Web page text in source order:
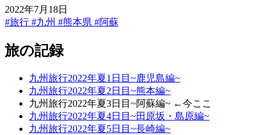
2022年7月18日
#旅行 #九州 #熊本県 #阿蘇
旅の記録
九州旅行2022年夏1日目~鹿児島編~
九州旅行2022年夏2日目~熊本編~
九州旅行2022年夏3日目~阿蘇編~ ←今ここ
九州旅行2022年夏4日目~田原坂・島原編~
九州旅行2022年夏5日目~長崎編~